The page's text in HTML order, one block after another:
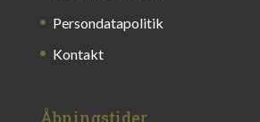
Persondatapolitik
Kontakt
Åbningstider